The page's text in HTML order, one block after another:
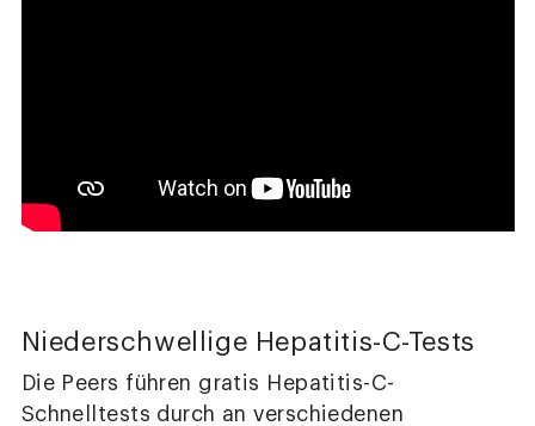
Niederschwellige Hepatitis-C-Tests
Die Peers führen gratis Hepatitis-C-
Schnelltests durch an verschiedenen